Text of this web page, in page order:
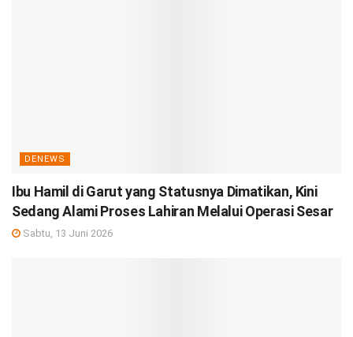
DENEWS
Ibu Hamil di Garut yang Statusnya Dimatikan, Kini
Sedang Alami Proses Lahiran Melalui Operasi Sesar
Sabtu, 13 Juni 2026